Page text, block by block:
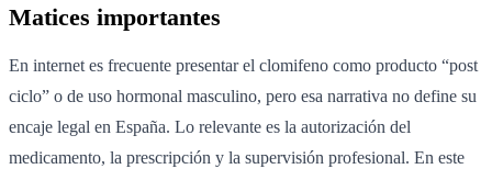
Matices importantes
En internet es frecuente presentar el clomifeno como producto “post
ciclo” o de uso hormonal masculino, pero esa narrativa no define su
encaje legal en España. Lo relevante es la autorización del
medicamento, la prescripción y la supervisión profesional. En este